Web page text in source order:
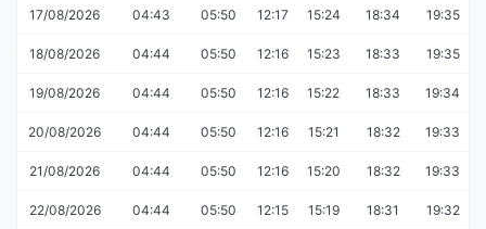
17/08/2026 04:43 05:50 12:17 15:24 18:34 19:35
18/08/2026 04:44 05:50 12:16 15:23 18:33 19:35
19/08/2026 04:44 05:50 12:16 15:22 18:33 19:34
20/08/2026 04:44 05:50 12:16 15:21 18:32 19:33
21/08/2026 04:44 05:50 12:16 15:20 18:32 19:33
22/08/2026 04:44 05:50 12:15 15:19 18:31 19:32